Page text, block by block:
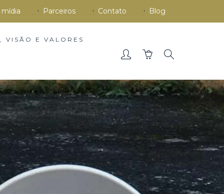
Parceiros Contato Blog
VISÃO E VALORES